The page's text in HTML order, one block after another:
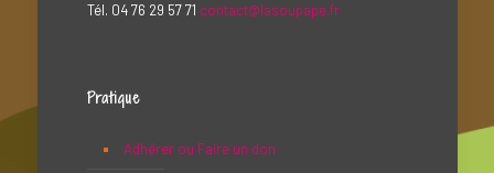
Tél. 04 76 29 57 71 contact@lasoupape.fr
Pratique
Adhérer ou Faire un don